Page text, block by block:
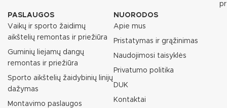
PASLAUGOS
Vaikų ir sporto žaidimų
aikštelių remontas ir priežiūra
Guminių liejamų dangų
remontas ir priežiūra
Sporto aikštelių žaidybinių linijų
dažymas
Montavimo paslaugos
NUORODOS
Apie mus
Pristatymas ir grąžinimas
Naudojimosi taisyklės
Privatumo politika
DUK
Kontaktai